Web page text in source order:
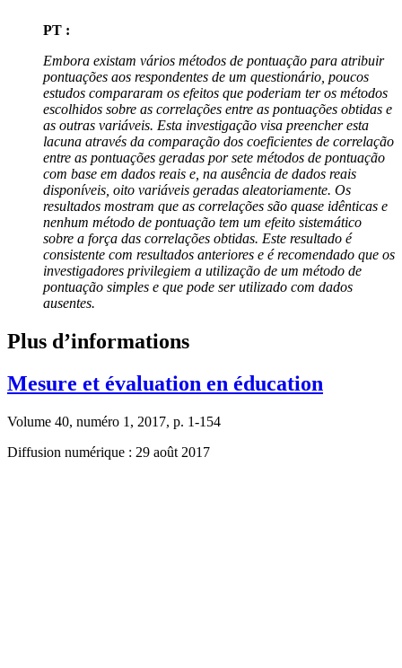
PT :
Embora existam vários métodos de pontuação para atribuir
pontuações aos respondentes de um questionário, poucos
estudos compararam os efeitos que poderiam ter os métodos
escolhidos sobre as correlações entre as pontuações obtidas e
as outras variáveis. Esta investigação visa preencher esta
lacuna através da comparação dos coeficientes de correlação
entre as pontuações geradas por sete métodos de pontuação
com base em dados reais e, na ausência de dados reais
disponíveis, oito variáveis geradas aleatoriamente. Os
resultados mostram que as correlações são quase idênticas e
nenhum método de pontuação tem um efeito sistemático
sobre a força das correlações obtidas. Este resultado é
consistente com resultados anteriores e é recomendado que os
investigadores privilegiem a utilização de um método de
pontuação simples e que pode ser utilizado com dados
ausentes.
Plus d’informations
Mesure et évaluation en éducation
Volume 40, numéro 1, 2017, p. 1-154
Diffusion numérique : 29 août 2017